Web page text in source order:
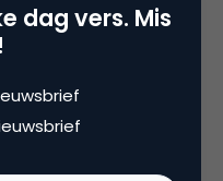
“gewone
een idee
Centraal Beheer-
genoeg zijn,
dag vers. Mis